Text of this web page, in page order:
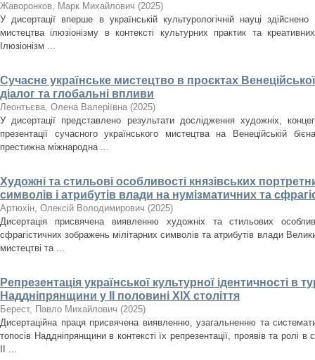
Жаворонков, Марк Михайлович (2025)
У дисертації вперше в українській культурологічній науці
мистецтва ілюзіонізму в контексті культурних практик та
Ілюзіонізм ...
Сучасне українське мистецтво в проєктах
діалог та глобальні впливи
Леонтьєва, Олена Валеріївна (2025)
У дисертації представлено результати дослідження художніх,
презентації сучасного українського мистецтва на Венеційській
престижна міжнародна ...
Художні та стильові особливості князівських
символів і атрибутів влади на нумізматичних та
Артюхін, Олексій Володимирович (2025)
Дисертація присвячена виявленню художніх та стильових
сфрагістичних зображень мілітарних символів та атрибутів влади
мистецтві та ...
Репрезентація української культурної ідентичності в
Наддніпрянщини у ІІ половині XIX століття
Берест, Павло Михайлович (2025)
Дисертаційна праця присвячена виявленню, узагальненню та
топосів Наддніпрянщини в контексті їх репрезентації, проявів та ролі в
ІІ ...